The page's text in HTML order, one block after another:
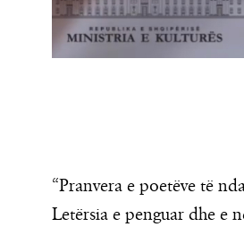
“Pranvera e poetëve të
Letërsia e penguar dhe e